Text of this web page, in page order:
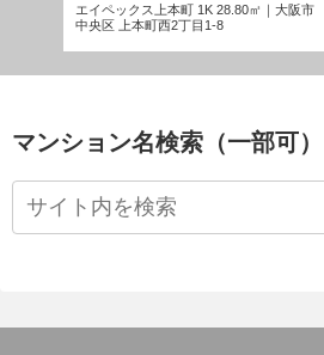
エイペックス上本町 1K 28.80㎡｜大阪市
中央区 上本町西2丁目1-8
マンション名検索（一部可）